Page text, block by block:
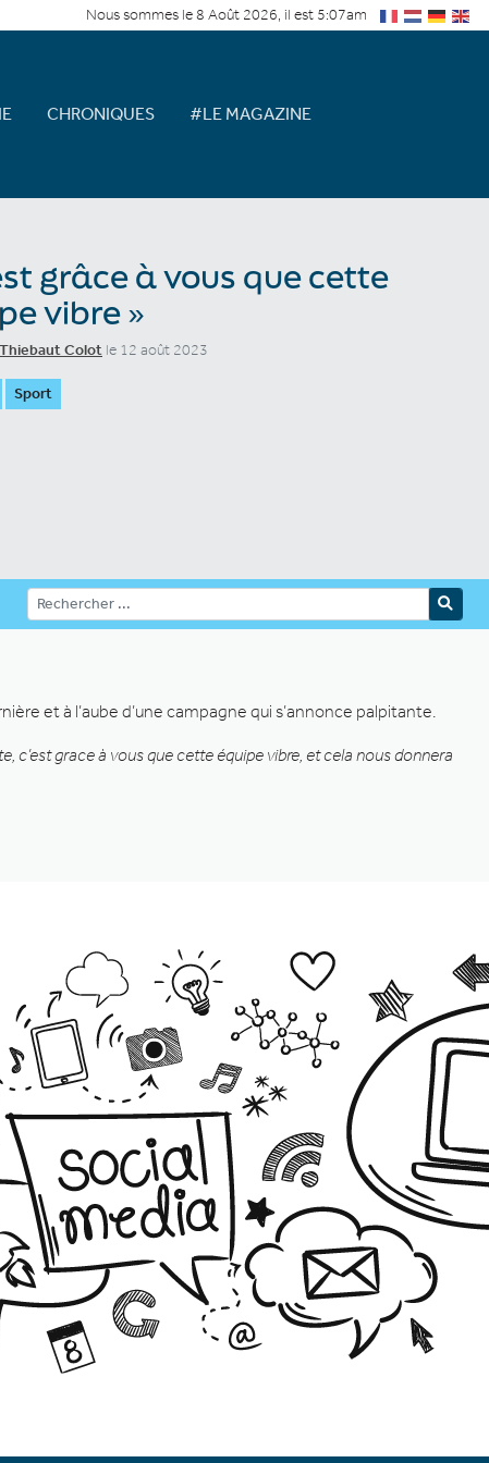
Nous sommes le 8 Août 2026, il est 5:07am
CHRONIQUES #LE MAGAZINE
grâce à vous que cette
vibre »
Thiebaut Colot le 12 août 2023
Sport
et à l’aube d’une campagne qui s’annonce palpitante.
c’est grace à vous que cette équipe vibre, et cela nous donnera